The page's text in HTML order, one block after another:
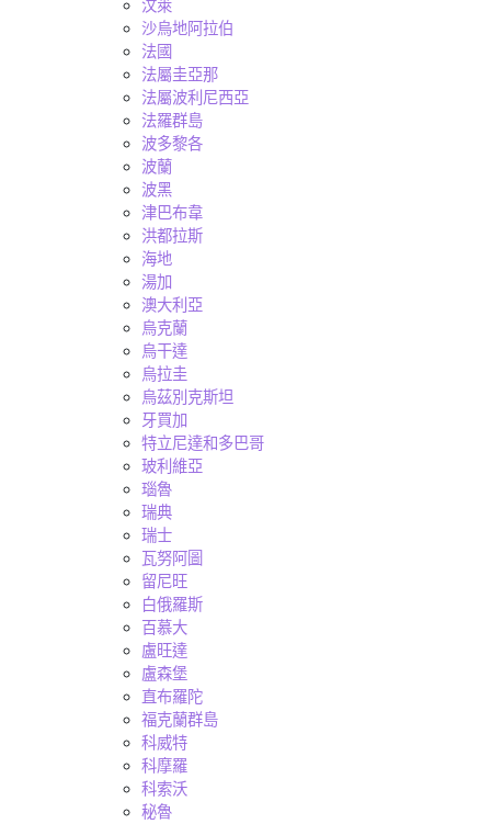
汶萊
沙烏地阿拉伯
法國
法屬圭亞那
法屬波利尼西亞
法羅群島
波多黎各
波蘭
波黑
津巴布韋
洪都拉斯
海地
湯加
澳大利亞
烏克蘭
烏干達
烏拉圭
烏茲別克斯坦
牙買加
特立尼達和多巴哥
玻利維亞
瑙魯
瑞典
瑞士
瓦努阿圖
留尼旺
白俄羅斯
百慕大
盧旺達
盧森堡
直布羅陀
福克蘭群島
科威特
科摩羅
科索沃
秘魯